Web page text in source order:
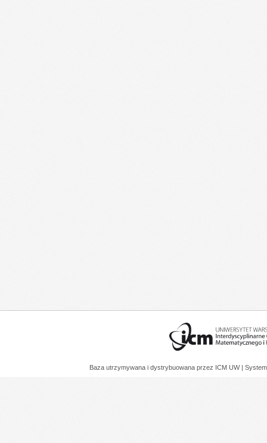
Baza utrzymywana i dystrybuowana przez ICM UW |